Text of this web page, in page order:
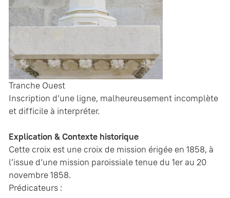
Tranche Ouest
Inscription d’une ligne, malheureusement incomplète
et difficile à interpréter.
Explication & Contexte historique
Cette croix est une croix de mission érigée en 1858, à
l’issue d’une mission paroissiale tenue du 1er au 20
novembre 1858.
Prédicateurs :